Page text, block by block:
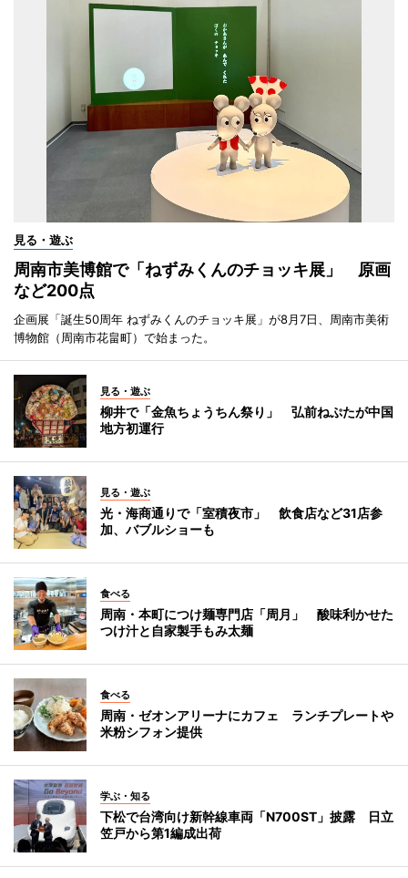
見る・遊ぶ
周南市美博館で「ねずみくんのチョッキ展」 原画
など200点
企画展「誕生50周年 ねずみくんのチョッキ展」が8月7日、周南市美術
博物館（周南市花畠町）で始まった。
見る・遊ぶ
柳井で「金魚ちょうちん祭り」 弘前ねぷたが中国
地方初運行
見る・遊ぶ
光・海商通りで「室積夜市」 飲食店など31店参
加、バブルショーも
食べる
周南・本町につけ麺専門店「周月」 酸味利かせた
つけ汁と自家製手もみ太麺
食べる
周南・ゼオンアリーナにカフェ ランチプレートや
米粉シフォン提供
学ぶ・知る
下松で台湾向け新幹線車両「N700ST」披露 日立
笠戸から第1編成出荷